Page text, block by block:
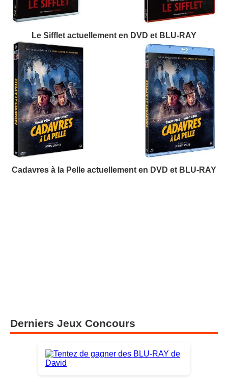
Le Sifflet actuellement en DVD et BLU-RAY
Cadavres à la Pelle actuellement en DVD et BLU-RAY
Derniers Jeux Concours